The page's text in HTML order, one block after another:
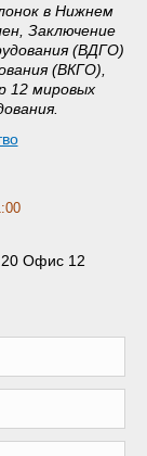
в Нижнем
Заключение
(ВДГО)
(ВКГО),
12 мировых
Офис 12